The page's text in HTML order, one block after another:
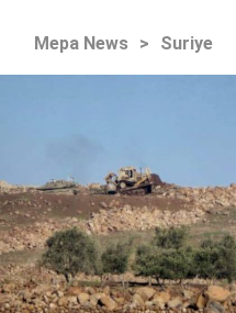
Mepa News > Suriye